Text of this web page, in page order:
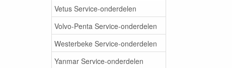
Vetus Service-onderdelen
Volvo-Penta Service-onderdelen
Westerbeke Service-onderdelen
Yanmar Service-onderdelen